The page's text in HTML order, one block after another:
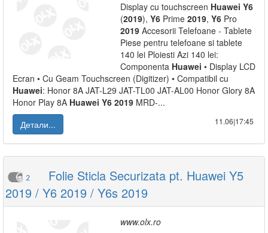
Display cu touchscreen Huawei Y6
(2019), Y6 Prime 2019, Y6 Pro
2019 Accesorii Telefoane - Tablete
Piese pentru telefoane si tablete
140 lei Ploiesti Azi 140 lei:
Componenta Huawei • Display LCD
Ecran • Cu Geam Touchscreen (Digitizer) • Compatibil cu
Huawei: Honor 8A JAT-L29 JAT-TL00 JAT-AL00 Honor Glory 8A
Honor Play 8A Huawei Y6 2019 MRD-...
Детали...
11.06|17:45
2
Folie Sticla Securizata pt. Huawei Y5
2019 / Y6 2019 / Y6s 2019
www.olx.ro